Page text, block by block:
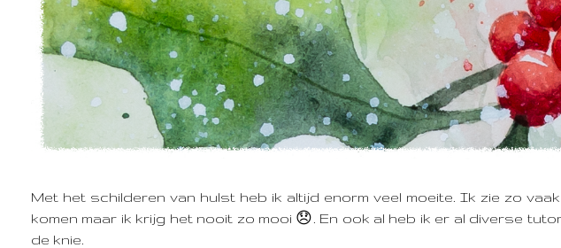
Met het schilderen van hulst heb ik altijd enorm veel moeite. Ik zie zo
komen maar ik krijg het nooit zo mooi 😞. En ook al heb ik er al diverse
de knie.